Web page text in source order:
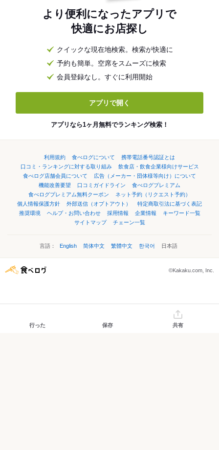
より便利になったアプリで
快適にお店探し
クイックな現在地検索。検索が快適に
予約も簡単。空席をスムーズに検索
会員登録なし。すぐに利用開始
アプリで開く
アプリなら1ヶ月無料でランキング検索！
利用規約 食べログについて
携帯電話番号認証とは
口コミ・ランキングに対する取り組み
飲食店・飲食企業様向けサービス
食べログ店舗会員について
広告（メーカー・団体様等向け）について
機能改善要望
口コミガイドライン
食べログプレミアム
食べログプレミアム無料クーポン
ネット予約（リクエスト予約）
個人情報保護方針
外部送信（オプトアウト）
特定商取引法に基づく表記
推奨環境
ヘルプ・お問い合わせ 採用情報 企業情報
キーワード一覧
サイトマップ
チェーン一覧
言語： English 简体中文 繁體中文 한국어 日本語
©Kakaku.com, Inc.
行った 保存 共有